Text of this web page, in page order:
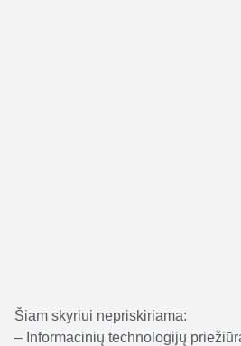
Šiam skyriui nepriskiriama:
– Informacinių technologijų